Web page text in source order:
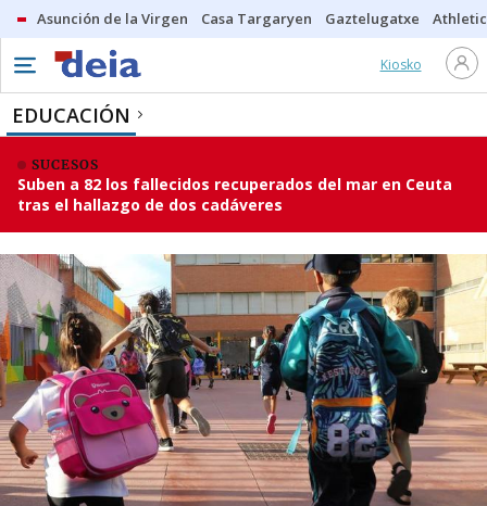
Asunción de la Virgen Casa Targaryen Gaztelugatxe Athletic
Kiosko
EDUCACIÓN
SUCESOS
Suben a 82 los fallecidos recuperados del mar en Ceuta
tras el hallazgo de dos cadáveres